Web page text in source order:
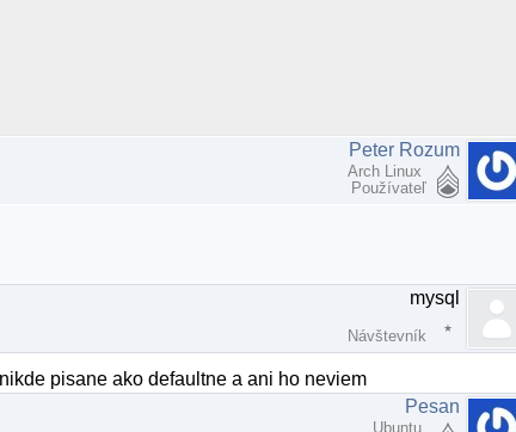
Peter Rozum
Arch Linux
Používateľ
mysql
Návštevník
pisane ako defaultne a ani ho neviem
Pesan
Ubuntu